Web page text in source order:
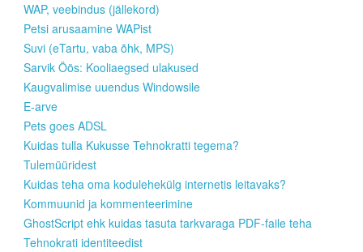
WAP, veebindus (jällekord)
Petsi arusaamine WAPist
Suvi (eTartu, vaba õhk, MPS)
Sarvik Öös: Kooliaegsed ulakused
Kaugvalimise uuendus Windowsile
E-arve
Pets goes ADSL
Kuidas tulla Kukusse Tehnokratti tegema?
Tulemüüridest
Kuidas teha oma kodulehekülg internetis leitavaks?
Kommuunid ja kommenteerimine
GhostScript ehk kuidas tasuta tarkvaraga PDF-faile teha
Tehnokrati identiteedist